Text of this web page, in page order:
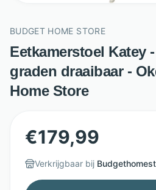
BUDGET HOME STORE
Eetkamerstoel Katey
graden draaibaar -
Home Store
€179,99
Verkrijgbaar bij